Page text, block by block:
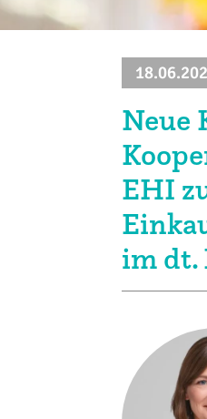
Neue
EHI
im dt.
Klima + Energie
Ladenplanung +
Public Relations